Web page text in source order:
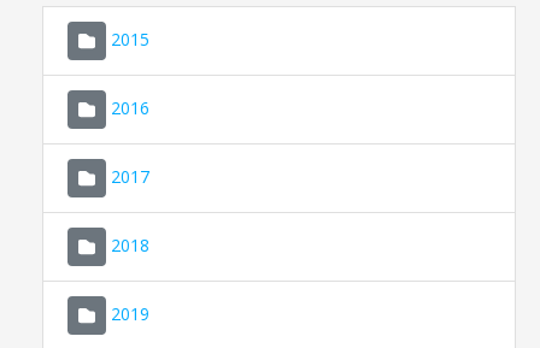
2015
2016
2017
2018
2019